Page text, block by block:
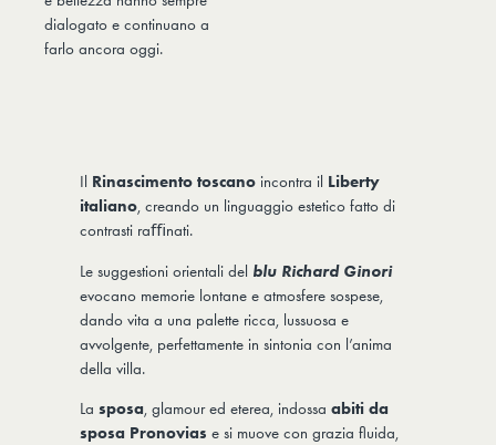
dialogato e continuano a
farlo ancora oggi.
Il Rinascimento toscano incontra il Liberty
italiano, creando un linguaggio estetico fatto di
contrasti raﬃnati.
Le suggestioni orientali del blu Richard Ginori
evocano memorie lontane e atmosfere sospese,
dando vita a una palette ricca, lussuosa e
avvolgente, perfettamente in sintonia con l’anima
della villa.
Lasposa, glamour ed eterea, indossaabiti da
sposa Pronovias e si muove con grazia fluida,